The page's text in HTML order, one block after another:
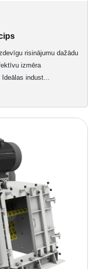
risinājumu dažādu
izmēra
indust...